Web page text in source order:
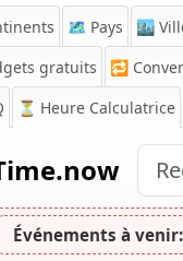
🗺️ Pays 🏙️
gratuits
🔁
⏳ Heure Calculatrice
Événements à venir: